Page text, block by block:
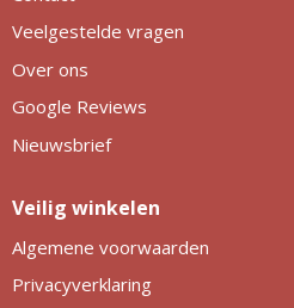
Veelgestelde vragen
Over ons
Google Reviews
Nieuwsbrief
Veilig winkelen
Algemene voorwaarden
Privacyverklaring